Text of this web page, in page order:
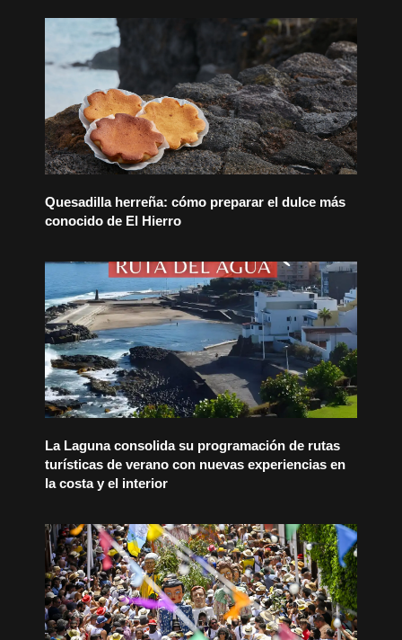
Quesadilla herreña: cómo preparar el dulce más
conocido de El Hierro
La Laguna consolida su programación de rutas
turísticas de verano con nuevas experiencias en
la costa y el interior